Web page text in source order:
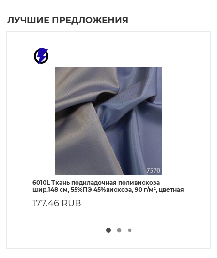
ЛУЧШИЕ ПРЕДЛОЖЕНИЯ
6010L Ткань подкладочная поливискоза
шир.148 см, 55%ПЭ 45%вискоза, 90 г/м², цветная
177.46 RUB